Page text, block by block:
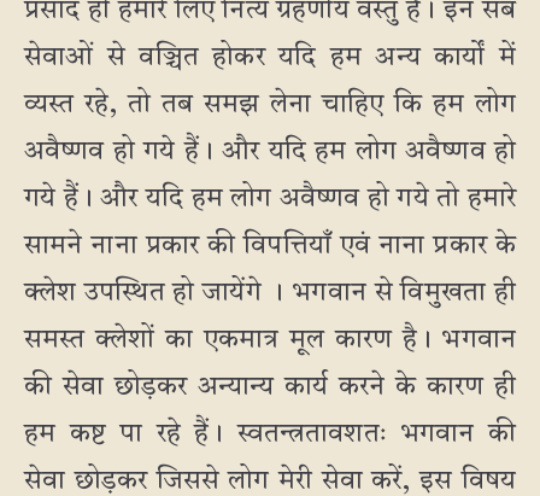
प्रसाद ही हमारे लिए नित्य ग्रहणीय वस्तु है। इन सब
सेवाओं से वञ्चित होकर यदि हम अन्य कार्यों में
व्यस्त रहे, तो तब समझ लेना चाहिए कि हम लोग
अवैष्णव हो गये हैं। और यदि हम लोग अवैष्णव हो
गये हैं। और यदि हम लोग अवैष्णव हो गये तो हमारे
सामने नाना प्रकार की विपत्तियाँ एवं नाना प्रकार के
क्लेश उपस्थित हो जायेंगे । भगवान से विमुखता ही
समस्त क्लेशों का एकमात्र मूल कारण है। भगवान
की सेवा छोड़कर अन्यान्य कार्य करने के कारण ही
हम कष्ट पा रहे हैं। स्वतन्त्रतावशतः भगवान की
सेवा छोड़कर जिससे लोग मेरी सेवा करें, इस विषय